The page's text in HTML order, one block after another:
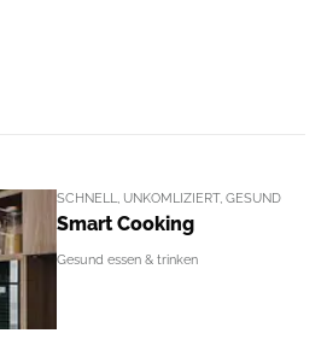
SCHNELL, UNKOMLIZIERT, GESUND
Smart Cooking
Gesund essen & trinken